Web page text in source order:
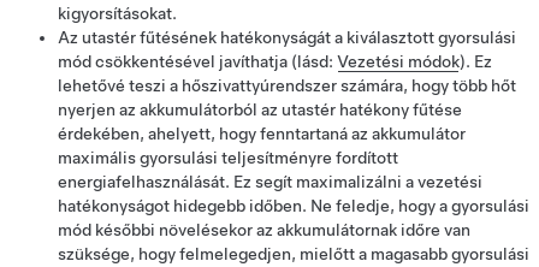
kigyorsításokat.
Az utastér fűtésének hatékonyságát a kiválasztott gyorsulási
mód csökkentésével javíthatja (lásd: Vezetési módok). Ez
lehetővé teszi a hőszivattyúrendszer számára, hogy több hőt
nyerjen az akkumulátorból az utastér hatékony fűtése
érdekében, ahelyett, hogy fenntartaná az akkumulátor
maximális gyorsulási teljesítményre fordított
energiafelhasználását. Ez segít maximalizálni a vezetési
hatékonyságot hidegebb időben. Ne feledje, hogy a gyorsulási
mód későbbi növelésekor az akkumulátornak időre van
szüksége, hogy felmelegedjen, mielőtt a magasabb gyorsulási